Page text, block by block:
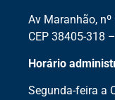
Av Maranhão,
CEP 38405-318
Horário
Segunda-feira a